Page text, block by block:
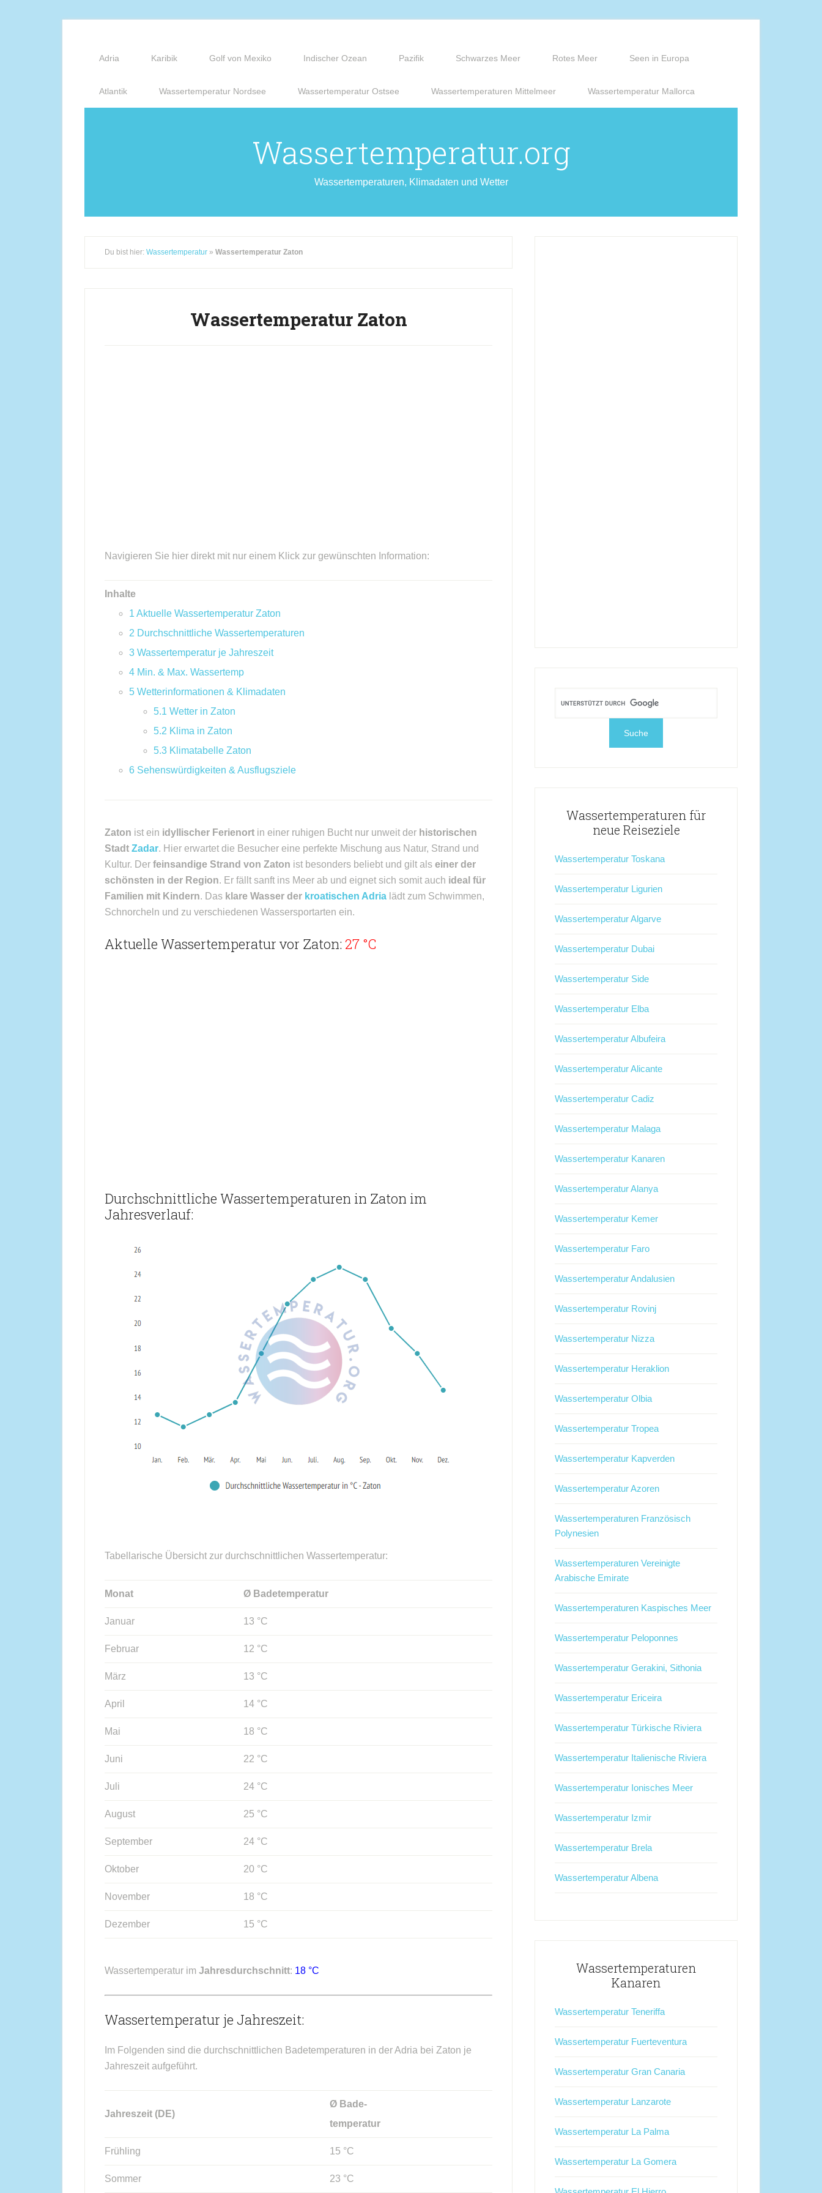
Adria Karibik Golf von Mexiko Indischer Ozean Pazifik Schwarzes Meer Rotes Meer Seen in Europa
Atlantik Wassertemperatur Nordsee Wassertemperatur Ostsee Wassertemperaturen Mittelmeer Wassertemperatur Mallorca
Wassertemperatur.org
Wassertemperaturen, Klimadaten und Wetter
Du bist hier: Wassertemperatur » Wassertemperatur Zaton
Wassertemperatur Zaton
Navigieren Sie hier direkt mit nur einem Klick zur gewünschten Information:
Inhalte
1 Aktuelle Wassertemperatur Zaton
2 Durchschnittliche Wassertemperaturen
3 Wassertemperatur je Jahreszeit
4 Min. & Max. Wassertemp
5 Wetterinformationen & Klimadaten
5.1 Wetter in Zaton
5.2 Klima in Zaton
5.3 Klimatabelle Zaton
6 Sehenswürdigkeiten & Ausflugsziele
Zaton ist ein idyllischer Ferienort in einer ruhigen Bucht nur unweit der historischen
Stadt Zadar. Hier erwartet die Besucher eine perfekte Mischung aus Natur, Strand und
Kultur. Der feinsandige Strand von Zaton ist besonders beliebt und gilt als einer der
schönsten in der Region. Er fällt sanft ins Meer ab und eignet sich somit auch ideal für
Familien mit Kindern. Das klare Wasser der kroatischen Adria lädt zum Schwimmen,
Schnorcheln und zu verschiedenen Wassersportarten ein.
Aktuelle Wassertemperatur vor Zaton: 27 °C
Durchschnittliche Wassertemperaturen in Zaton im
Jahresverlauf:
Tabellarische Übersicht zur durchschnittlichen Wassertemperatur:
Monat Ø Badetemperatur
Januar 13 °C
Februar 12 °C
März 13 °C
April 14 °C
Mai 18 °C
Juni 22 °C
Juli 24 °C
August 25 °C
September 24 °C
Oktober 20 °C
November 18 °C
Dezember 15 °C
Wassertemperatur im Jahresdurchschnitt: 18 °C
Wassertemperatur je Jahreszeit:
Im Folgenden sind die durchschnittlichen Badetemperaturen in der Adria bei Zaton je
Jahreszeit aufgeführt.
Jahreszeit (DE)
Ø Bade-
temperatur
Frühling 15 °C
Sommer 23 °C
Wassertemperaturen für
neue Reiseziele
Wassertemperatur Toskana
Wassertemperatur Ligurien
Wassertemperatur Algarve
Wassertemperatur Dubai
Wassertemperatur Side
Wassertemperatur Elba
Wassertemperatur Albufeira
Wassertemperatur Alicante
Wassertemperatur Cadiz
Wassertemperatur Malaga
Wassertemperatur Kanaren
Wassertemperatur Alanya
Wassertemperatur Kemer
Wassertemperatur Faro
Wassertemperatur Andalusien
Wassertemperatur Rovinj
Wassertemperatur Nizza
Wassertemperatur Heraklion
Wassertemperatur Olbia
Wassertemperatur Tropea
Wassertemperatur Kapverden
Wassertemperatur Azoren
Wassertemperaturen Französisch
Polynesien
Wassertemperaturen Vereinigte
Arabische Emirate
Wassertemperaturen Kaspisches Meer
Wassertemperatur Peloponnes
Wassertemperatur Gerakini, Sithonia
Wassertemperatur Ericeira
Wassertemperatur Türkische Riviera
Wassertemperatur Italienische Riviera
Wassertemperatur Ionisches Meer
Wassertemperatur Izmir
Wassertemperatur Brela
Wassertemperatur Albena
Wassertemperaturen
Kanaren
Wassertemperatur Teneriffa
Wassertemperatur Fuerteventura
Wassertemperatur Gran Canaria
Wassertemperatur Lanzarote
Wassertemperatur La Palma
Wassertemperatur La Gomera